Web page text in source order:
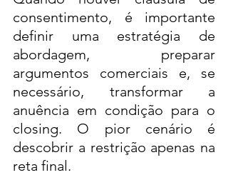
consentimento, é importante
definir uma estratégia de
abordagem, preparar
argumentos comerciais e, se
necessário, transformar a
anuência em condição para o
closing. O pior cenário é
descobrir a restrição apenas na
reta final.